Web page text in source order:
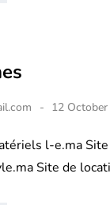
12
l-e.ma
Site de